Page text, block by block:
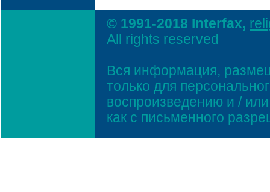
© 1991-2018 Interfax,
All rights reserved
Вся информация,
только для
воспроизведению и /
как с письменного